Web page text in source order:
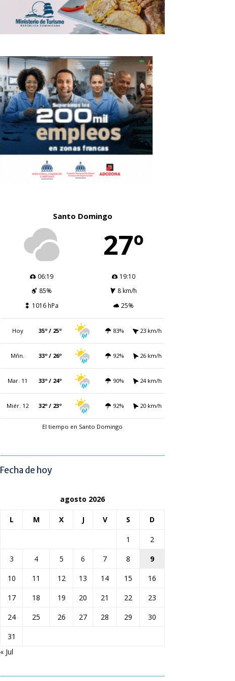
Santo Domingo
27º
06:19
19:10
85%
8 km/h
1016 hPa
25%
Hoy 35º / 25º 83% 23 km/h
Mñn. 33º / 26º 92% 26 km/h
Mar. 11 33º / 24º 90% 24 km/h
Miér. 12 32º / 23º 92% 20 km/h
El tiempo en Santo Domingo
Fecha de hoy
agosto 2026
L M X J V S D
1
2
3
4 5 6 7 8
9
10
11 12 13 14 15
16
17
18 19 20 21 22
23
24
25 26 27 28 29
30
31
« Jul